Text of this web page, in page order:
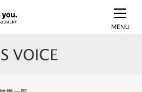
MENU